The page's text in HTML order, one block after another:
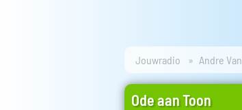
Jouwradio Andre
Ode aan Toon